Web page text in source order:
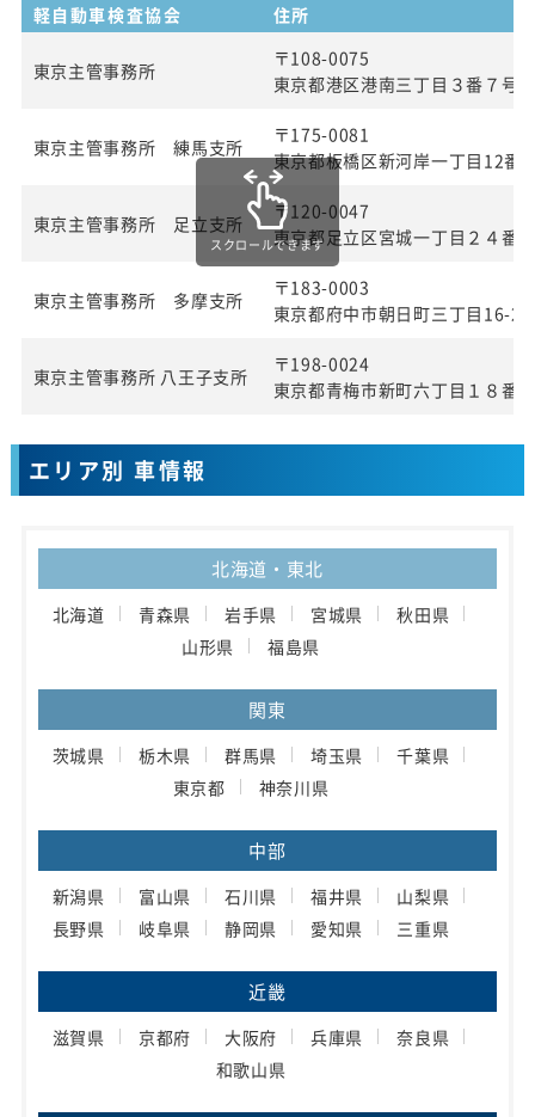
軽自動車検査協会 住所
東京主管事務所
〒108-0075
東京都港区港南三丁目３番７号
東京主管事務所 練馬支所
〒175-0081
東京都板橋区新河岸一丁目12番
東京主管事務所 足立支所
〒120-0047
東京都足立区宮城一丁目２４番
東京主管事務所 多摩支所
〒183-0003
東京都府中市朝日町三丁目16-22
東京主管事務所 八王子支所
〒198-0024
東京都青梅市新町六丁目１８番
スクロールできます
エリア別 車情報
北海道・東北
北海道 青森県 岩手県 宮城県
秋田県
山形県
福島県
関東
茨城県 栃木県 群馬県 埼玉県
千葉県
東京都
神奈川県
中部
新潟県 富山県 石川県 福井県
山梨県
長野県
岐阜県 静岡県 愛知県 三重県
近畿
滋賀県 京都府 大阪府 兵庫県
奈良県
和歌山県